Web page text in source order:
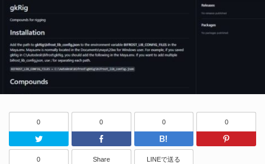
0
Twitter
0
Facebook
0
はてなブッ
0
0 Share LINEで送る